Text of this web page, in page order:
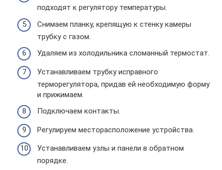
подходят к регулятору температуры.
Снимаем планку, крепящую к стенку камеры
трубку с газом.
Удаляем из холодильника сломанный термостат.
Устанавливаем трубку исправного
терморегулятора, придав ей необходимую форму
и прижимаем.
Подключаем контакты.
Регулируем месторасположение устройства.
Устанавливаем узлы и панели в обратном
порядке.